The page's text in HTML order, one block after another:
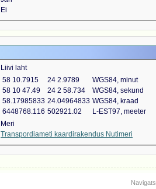
Ei
Liivi laht
58 10.7915 24 2.9789
WGS84, minut
58 10 47.49
24 2 58.734
WGS84, sekund
58.17985833 24.04964833 WGS84, kraad
6448768.116 502921.02
L-EST97, meeter
Meri
Transpordiameti kaardirakendus Nutimeri